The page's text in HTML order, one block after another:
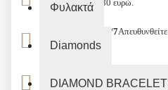
Φυλακτά
Diamonds
DIAMOND
80 ευρώ.
Υποστήριξη 24/7
σε 10
Όλα τα είδη
εφόσον το προϊόν